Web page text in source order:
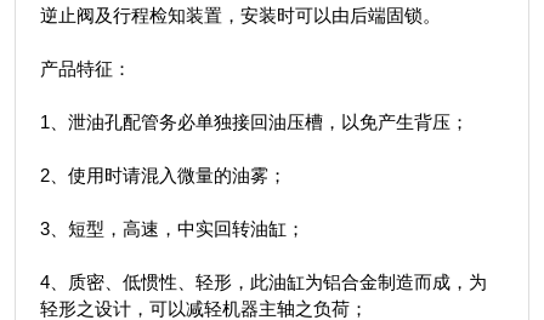
逆止阀及行程检知装置，安装时可以由后端固锁。
产品特征：
1、泄油孔配管务必单独接回油压槽，以免产生背压；
2、使用时请混入微量的油雾；
3、短型，高速，中实回转油缸；
4、质密、低惯性、轻形，此油缸为铝合金制造而成，为
轻形之设计，可以减轻机器主轴之负荷；